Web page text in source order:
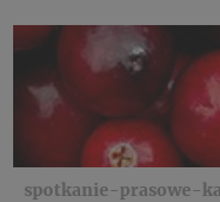
spotkanie-prasowe-